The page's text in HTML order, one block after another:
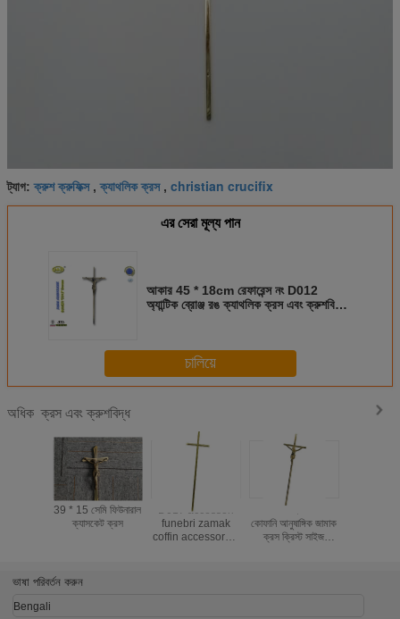
ট্যাগ:ক্রুশ ক্রুফিক্স,ক্যাথলিক ক্রস, christian crucifix
এর সেরা মূল্য পান
আকার 45 * 18cm রেফারেন্স নং D012
অ্যান্টিক ব্রোঞ্জ রঙ ক্যাথলিক ক্রস এবং ক্রুশবিদ্ধ
চালিয়ে
অধিকক্রস এবং ক্রুশবিদ্ধ
39 * 15 সেমি ফিউনারাল
ক্যাসকেট ক্রস
D017 accessori
funebri zamak
coffin accessoreis
D070 হট সেলিং
কোফানি আনুষাঙ্গিক জামাক
ক্রস ক্রিস্ট সাইজ
ভাষা পরিবর্তন করুন
Bengali